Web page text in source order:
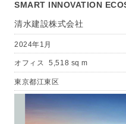
SMART INNOVATION
清水建設株式会社
2024年1月
オフィス 5,518 sq m
東京都江東区